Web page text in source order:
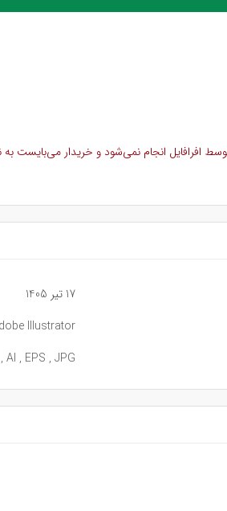
انجام نمی‌شود و خریدار می‌بایست به
17 تیر 1405
Illustrator
AI , EPS , JPG